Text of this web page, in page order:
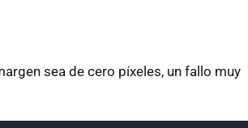
sea de cero píxeles, un fallo muy